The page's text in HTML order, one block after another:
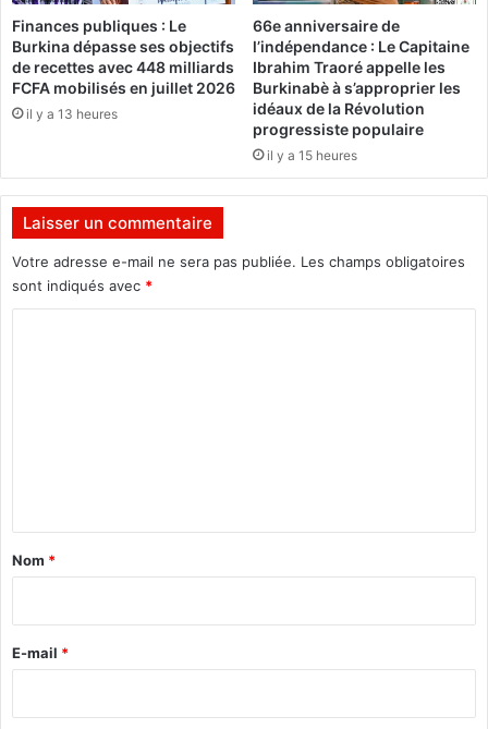
e
l
a
s
n
m
e
q
u
r
t
e
l
e
Finances publiques : Le
Burkina dépasse ses objectifs
de recettes avec 448 milliards
FCFA mobilisés en juillet 2026
il y a 13 heures
66e anniversaire de
l’indépendance : Le Capitaine
Ibrahim Traoré appelle les
Burkinabè à s’approprier les
idéaux de la Révolution
progressiste populaire
il y a 15 heures
Laisser un commentaire
Votre adresse e-mail ne sera pas publiée. Les champs obligatoires
sont indiqués avec *
a
e
Nom *
E-mail *